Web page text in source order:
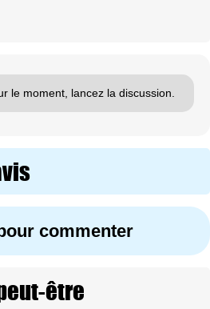
le moment, lancez la discussion.
commenter
être